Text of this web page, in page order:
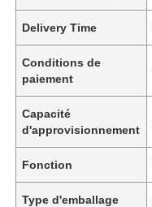
Delivery Time
Conditions de
paiement
Capacité
d'approvisionnement
Fonction
Type d'emballage